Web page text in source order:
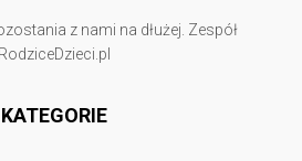
z nami na dłużej. Zespół
RodziceDzieci.pl
KATEGORIE